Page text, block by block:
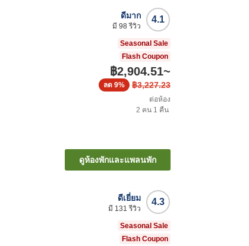
4.1
ดีมาก
มี 98รีวิว
Seasonal Sale
Flash Coupon
฿2,904.51~
฿3,227.23
ลด 9%
ต่อห้อง
2 คน 1 คืน
ดูห้องพักและแพลนพัก
4.3
ดีเยี่ยม
มี 131 รีวิว
Seasonal Sale
Flash Coupon